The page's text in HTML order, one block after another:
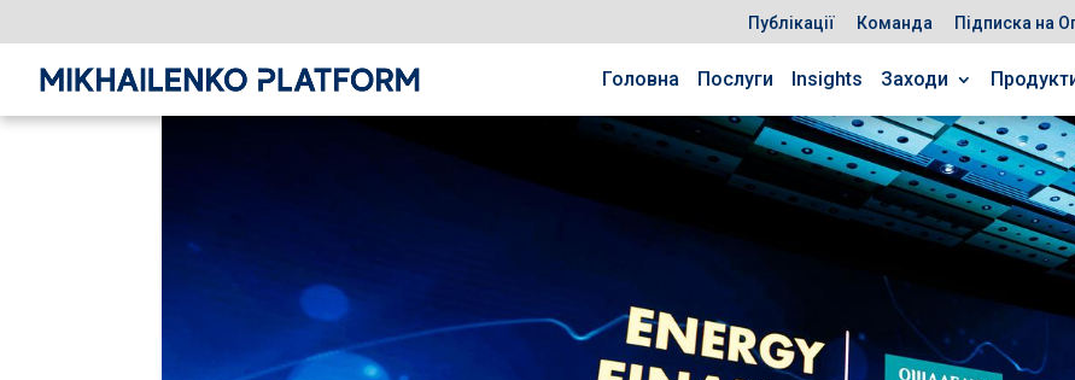
Публікації Команда Підписка на
Головна Послуги Insights Заходи